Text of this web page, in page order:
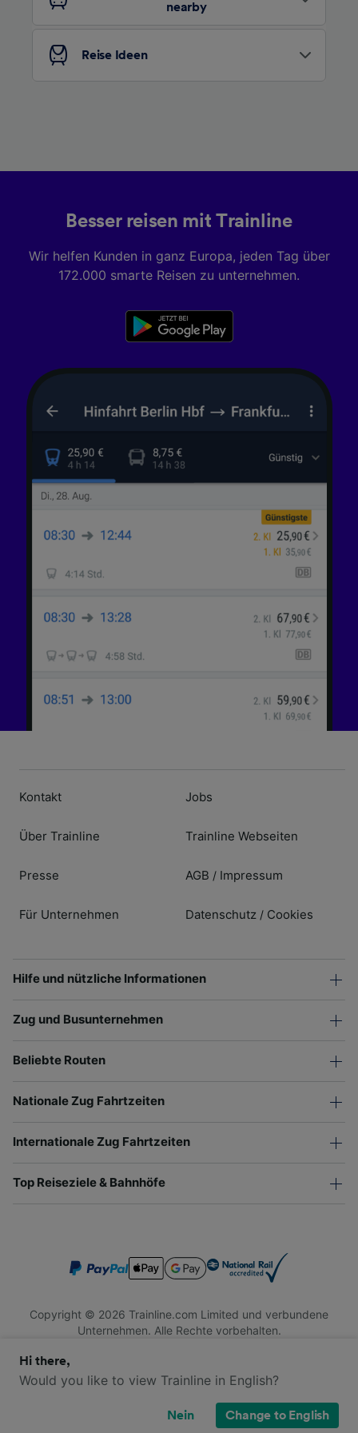
nearby
Reise Ideen
Besser reisen mit Trainline
Wir helfen Kunden in ganz Europa, jeden Tag über
172.000 smarte Reisen zu unternehmen.
Kontakt
Über Trainline
Presse
Für Unternehmen
Jobs
Trainline Webseiten
AGB / Impressum
Datenschutz / Cookies
Hilfe und nützliche Informationen
Zug und Busunternehmen
Beliebte Routen
Nationale Zug Fahrtzeiten
Internationale Zug Fahrtzeiten
Top Reiseziele & Bahnhöfe
Copyright © 2026 Trainline.com Limited und verbundene
Unternehmen. Alle Rechte vorbehalten.
Firmennummer 3846791. Registrierte Adresse: 1 Stonecutter
St, London EC4A 4AH, United Kingdom. USt-IdNr.: 791 7261
Hi there,
Would you like to view Trainline in English?
Nein Change to English
Endgeräteeigenschaften zur Identifikation
aktiv abfragen. Speichern von oder Zugriff auf
Informationen auf einem Endgerät.